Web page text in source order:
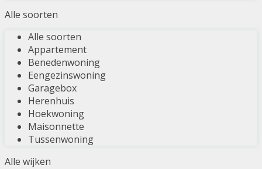
Alle soorten
Alle soorten
Appartement
Benedenwoning
Eengezinswoning
Garagebox
Herenhuis
Hoekwoning
Maisonnette
Tussenwoning
Alle wijken